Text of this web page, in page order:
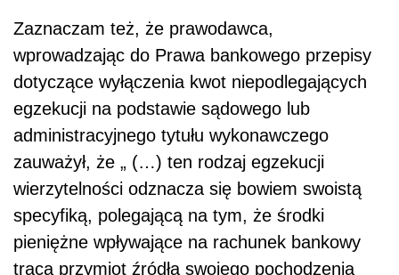
Zaznaczam też, że prawodawca,
wprowadzając do Prawa bankowego przepisy
dotyczące wyłączenia kwot niepodlegających
egzekucji na podstawie sądowego lub
administracyjnego tytułu wykonawczego
zauważył, że „ (…) ten rodzaj egzekucji
wierzytelności odznacza się bowiem swoistą
specyfiką, polegającą na tym, że środki
pieniężne wpływające na rachunek bankowy
tracą przymiot źródła swojego pochodzenia